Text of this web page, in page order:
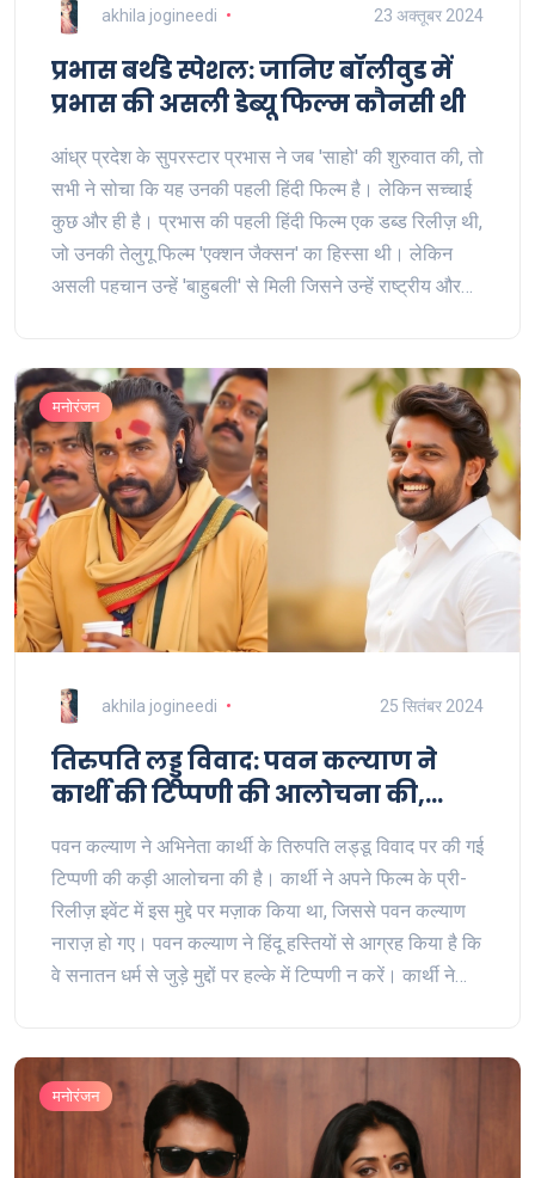
akhila jogineedi 23 अक्तूबर 2024
प्रभास बर्थडे स्पेशल: जानिए बॉलीवुड में
प्रभास की असली डेब्यू फिल्म कौनसी थी
आंध्र प्रदेश के सुपरस्टार प्रभास ने जब 'साहो' की शुरुवात की, तो
सभी ने सोचा कि यह उनकी पहली हिंदी फिल्म है। लेकिन सच्चाई
कुछ और ही है। प्रभास की पहली हिंदी फिल्म एक डब्ड रिलीज़ थी,
जो उनकी तेलुगू फिल्म 'एक्शन जैक्सन' का हिस्सा थी। लेकिन
असली पहचान उन्हें 'बाहुबली' से मिली जिसने उन्हें राष्ट्रीय और
मनोरंजन
akhila jogineedi 25 सितंबर 2024
तिरुपति लड्डू विवाद: पवन कल्याण ने
कार्थी की टिप्पणी की आलोचना की,
पवन कल्याण ने अभिनेता कार्थी के तिरुपति लड्डू विवाद पर की गई
टिप्पणी की कड़ी आलोचना की है। कार्थी ने अपने फिल्म के प्री-
रिलीज़ इवेंट में इस मुद्दे पर मज़ाक किया था, जिससे पवन कल्याण
नाराज़ हो गए। पवन कल्याण ने हिंदू हस्तियों से आग्रह किया है कि
वे सनातन धर्म से जुड़े मुद्दों पर हल्के में टिप्पणी न करें। कार्थी ने
मनोरंजन